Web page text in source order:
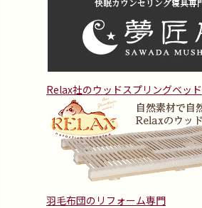
Relax社のウッドスプリングベッド
羽毛布団のリフォーム専門